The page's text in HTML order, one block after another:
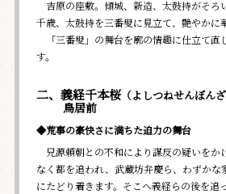
吉原の座敷。傾城、新造、太鼓持がそろ
千歳、太鼓持を三番叟に見立て、艶やかに
「三番叟」の舞台を廓の情趣に仕立て直
す。
二、義経千本桜（よしつねせんぼんざ
鳥居前
◆荒事の豪快さに満ちた迫力の舞台
兄源頼朝との不和により謀反の疑いをか
なく都を追われ、武蔵坊弁慶ら、わずかな
にたどり着きます。そこへ義経らの後を追